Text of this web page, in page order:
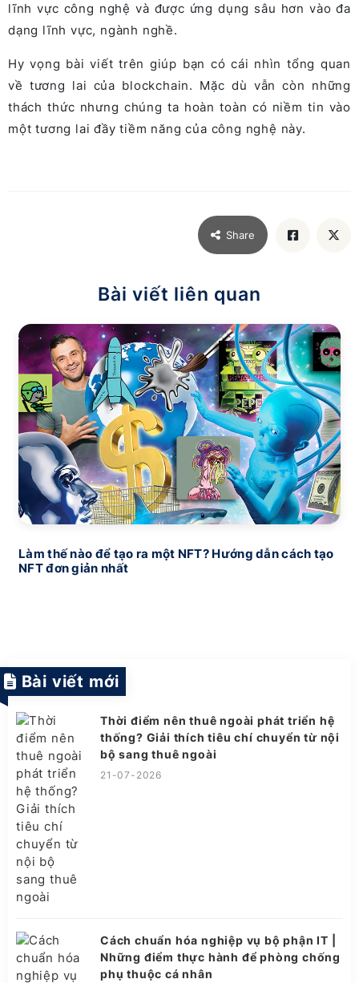
lĩnh vực công nghệ và được ứng dụng sâu hơn vào đa
dạng lĩnh vực, ngành nghề.
Hy vọng bài viết trên giúp bạn có cái nhìn tổng quan
về tương lai của blockchain. Mặc dù vẫn còn những
thách thức nhưng chúng ta hoàn toàn có niềm tin vào
một tương lai đầy tiềm năng của công nghệ này.
Share
Bài viết liên quan
Làm thế nào để tạo ra một NFT? Hướng dẫn cách tạo
NFT đơn giản nhất
Bài viết mới
Thời điểm nên thuê ngoài phát triển hệ
thống? Giải thích tiêu chí chuyển từ nội
bộ sang thuê ngoài
21-07-2026
Cách chuẩn hóa nghiệp vụ bộ phận IT |
Những điểm thực hành để phòng chống
phụ thuộc cá nhân